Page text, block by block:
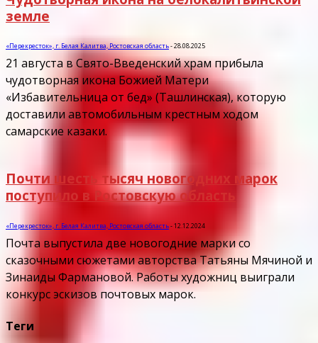
земле
«Перекресток», г. Белая Калитва, Ростовская область-28.08.2025
21 августа в Свято-Введенский храм прибыла
чудотворная икона Божией Матери
«Избавительница от бед» (Ташлинская), которую
доставили автомобильным крестным ходом
самарские казаки.
Почти шесть тысяч новогодних марок
поступило в Ростовскую область
«Перекресток», г. Белая Калитва, Ростовская область-12.12.2024
Почта выпустила две новогодние марки со
сказочными сюжетами авторства Татьяны Мячиной и
Зинаиды Фармановой. Работы художниц выиграли
конкурс эскизов почтовых марок.
Теги